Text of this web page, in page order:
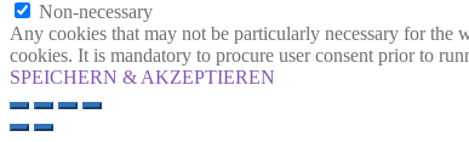
Non-necessary
Any cookies that may not be particularly necessary for the
cookies. It is mandatory to procure user consent prior to
SPEICHERN & AKZEPTIEREN